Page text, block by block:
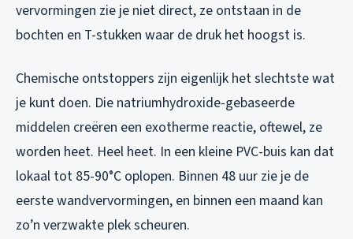
vervormingen zie je niet direct, ze ontstaan in de
bochten en T-stukken waar de druk het hoogst is.
Chemische ontstoppers zijn eigenlijk het slechtste wat
je kunt doen. Die natriumhydroxide-gebaseerde
middelen creëren een exotherme reactie, oftewel, ze
worden heet. Heel heet. In een kleine PVC-buis kan dat
lokaal tot 85-90°C oplopen. Binnen 48 uur zie je de
eerste wandvervormingen, en binnen een maand kan
zo’n verzwakte plek scheuren.